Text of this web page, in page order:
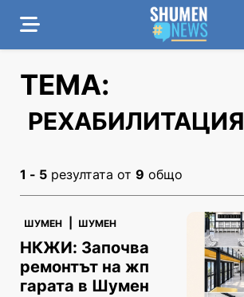
ТЕМА:
РЕХАБИЛИТАЦИЯ
1 - 5 резултата от 9 общо
ШУМЕН ШУМЕН
НКЖИ: Започва
ремонтът на жп
гарата в Шумен